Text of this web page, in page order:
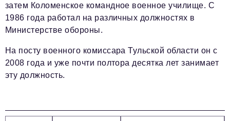
затем Коломенское командное военное училище. С
1986 года работал на различных должностях в
Министерстве обороны.
На посту военного комиссара Тульской области он с
2008 года и уже почти полтора десятка лет занимает
эту должность.